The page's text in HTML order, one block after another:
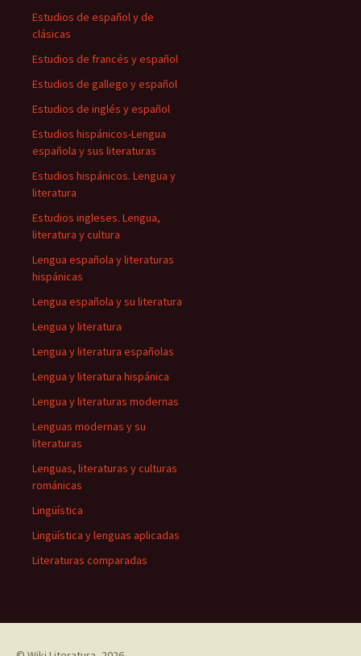
Estudios de español y de
clásicas
Estudios de francés y español
Estudios de gallego y español
Estudios de inglés y español
Estudios hispánicos-Lengua
española y sus literaturas
Estudios hispánicos. Lengua y
literatura
Estudios ingleses. Lengua,
literatura y cultura
Lengua española y literaturas
hispánicas
Lengua española y su literatura
Lengua y literatura
Lengua y literatura españolas
Lengua y literatura hispánica
Lengua y literaturas modernas
Lenguas modernas y su
literaturas
Lenguas, literaturas y culturas
románicas
Lingüística
Lingüística y lenguas aplicadas
Literaturas comparadas